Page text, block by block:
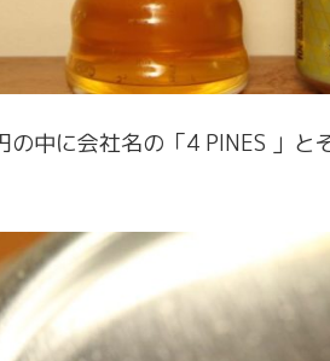
中に会社名の「4 PINES 」と